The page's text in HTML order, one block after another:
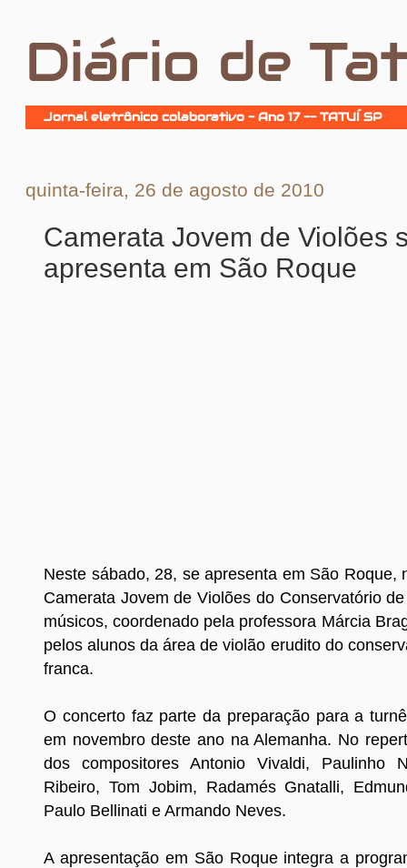
Diário de
Jornal eletrônico colaborativo - Ano 17 -- TATUÍ SP
quinta-feira, 26 de agosto de 2010
Camerata Jovem de Violões
apresenta em São Roque
Neste sábado, 28, se apresenta em São Roque,
Camerata Jovem de Violões do Conservatório
músicos, coordenado pela professora Márcia
pelos alunos da área de violão erudito do
franca.
O concerto faz parte da preparação para a
em novembro deste ano na Alemanha. No
dos compositores Antonio Vivaldi, Paulinho
Ribeiro, Tom Jobim, Radamés Gnatalli,
Paulo Bellinati e Armando Neves.
A apresentação em São Roque integra a